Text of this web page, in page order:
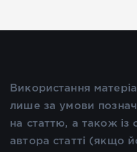
Використання
лише за умови
на статтю, а також із
автора статті (якщо